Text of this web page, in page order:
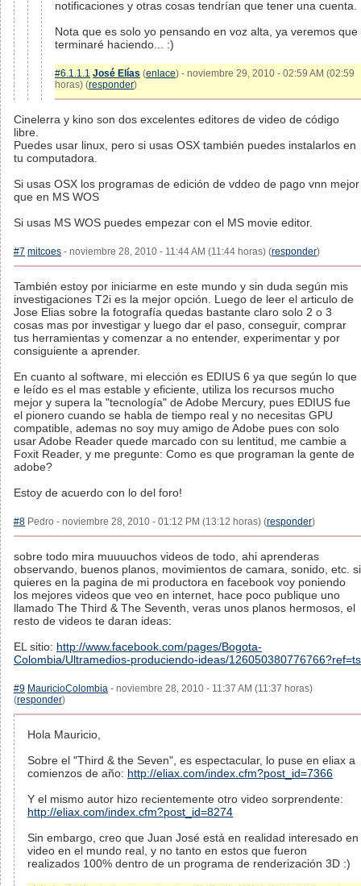
notificaciones y otras cosas tendrían que tener una cuenta.
Nota que es solo yo pensando en voz alta, ya veremos que
terminaré haciendo... :)
#6.1.1.1 José Elías (enlace) - noviembre 29, 2010 - 02:59 AM (02:59
horas) (responder)
Cinelerra y kino son dos excelentes editores de video de código
libre.
Puedes usar linux, pero si usas OSX también puedes instalarlos en
tu computadora.
Si usas OSX los programas de edición de vddeo de pago vnn mejor
que en MS WOS
Si usas MS WOS puedes empezar con el MS movie editor.
#7 mitcoes - noviembre 28, 2010 - 11:44 AM (11:44 horas) (responder)
También estoy por iniciarme en este mundo y sin duda según mis
investigaciones T2i es la mejor opción. Luego de leer el articulo de
Jose Elias sobre la fotografía quedas bastante claro solo 2 o 3
cosas mas por investigar y luego dar el paso, conseguir, comprar
tus herramientas y comenzar a no entender, experimentar y por
consiguiente a aprender.
En cuanto al software, mi elección es EDIUS 6 ya que según lo que
e leído es el mas estable y eficiente, utiliza los recursos mucho
mejor y supera la "tecnología" de Adobe Mercury, pues EDIUS fue
el pionero cuando se habla de tiempo real y no necesitas GPU
compatible, ademas no soy muy amigo de Adobe pues con solo
usar Adobe Reader quede marcado con su lentitud, me cambie a
Foxit Reader, y me pregunte: Como es que programan la gente de
adobe?
Estoy de acuerdo con lo del foro!
#8 Pedro - noviembre 28, 2010 - 01:12 PM (13:12 horas) (responder)
sobre todo mira muuuuchos videos de todo, ahi aprenderas
observando, buenos planos, movimientos de camara, sonido, etc. si
quieres en la pagina de mi productora en facebook voy poniendo
los mejores videos que veo en internet, hace poco publique uno
llamado The Third & The Seventh, veras unos planos hermosos, el
resto de videos te daran ideas:
EL sitio: http://www.facebook.com/pages/Bogota-
Colombia/Ultramedios-produciendo-ideas/126050380776766?ref=ts
#9 MauricioColombia - noviembre 28, 2010 - 11:37 AM (11:37 horas)
(responder)
Hola Mauricio,
Sobre el "Third & the Seven", es espectacular, lo puse en eliax a
comienzos de año: http://eliax.com/index.cfm?post_id=7366
Y el mismo autor hizo recientemente otro video sorprendente:
http://eliax.com/index.cfm?post_id=8274
Sin embargo, creo que Juan José está en realidad interesado en
video en el mundo real, y no tanto en estos que fueron
realizados 100% dentro de un programa de renderización 3D :)